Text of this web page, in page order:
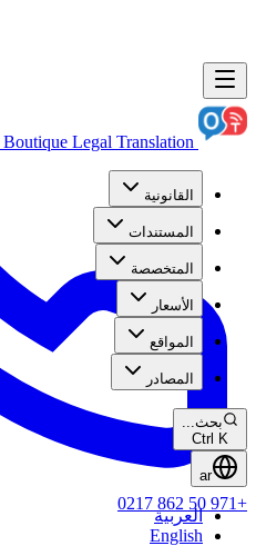
+971 50 862 0217
Boutique Legal Translation
القانونية
المستندات
المتخصصة
الأسعار
المواقع
المصادر
بحث...
Ctrl K
ar
العربية
English